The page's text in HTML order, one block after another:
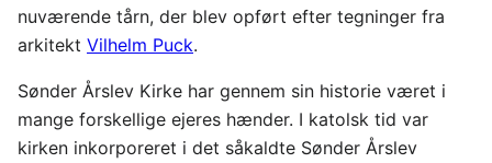
nuværende tårn, der blev opført efter tegninger fra
arkitekt Vilhelm Puck.
Sønder Årslev Kirke har gennem sin historie været i
mange forskellige ejeres hænder. I katolsk tid var
kirken inkorporeret i det såkaldte Sønder Årslev